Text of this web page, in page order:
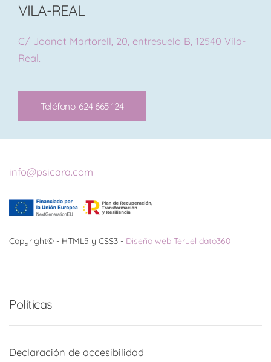
VILA-REAL
C/ Joanot Martorell, 20, entresuelo B, 12540 Vila-
Real.
Teléfono: 624 665 124
info@psicara.com
Copyright© - HTML5 y CSS3 - Diseño web Teruel dato360
Políticas
Declaración de accesibilidad